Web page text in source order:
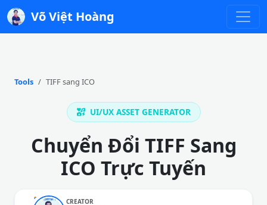
Võ Việt Hoàng
Tools TIFF sang ICO
UI/UX ASSET GENERATOR
Chuyển Đổi TIFF Sang
ICO Trực Tuyến
CREATOR